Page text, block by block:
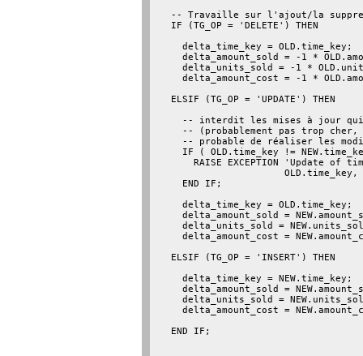
-- Travaille sur l'ajout/la
  IF (TG_OP = 'DELETE') THEN
    delta_time_key = OLD.time_key;
delta_amount_sold = -1 *
delta_units_sold = -1 *
delta_amount_cost = -1 *
  ELSIF (TG_OP = 'UPDATE') THEN
-- interdit les mises à jour
-- (probablement pas trop
-- probable de réaliser les
IF ( OLD.time_key !=
RAISE EXCEPTION 'Update of
OLD.time_key,
    END IF;
    delta_time_key = OLD.time_key;
delta_amount_sold =
delta_units_sold =
delta_amount_cost =
  ELSIF (TG_OP = 'INSERT') THEN
    delta_time_key = NEW.time_key;
delta_amount_sold =
delta_units_sold =
delta_amount_cost =
  END IF;